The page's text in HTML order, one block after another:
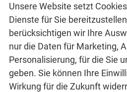
Regenschirm (1 Stück) in
Beheizbare Vordersitze
Beheizbare Heckscheibe
Wärmedämmverglasung
Vordere Armlehne
Höhenverstellbare
Unsere Website setzt
Dienste für Sie
berücksichtigen wir Ihre
nur die Daten für Marketing,
Personalisierung, für die Sie
geben. Sie können Ihre
Wirkung für die Zukunft